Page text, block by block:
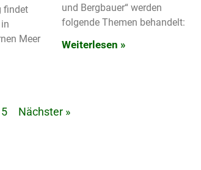
findet
Meer
und Bergbauer“ werden
folgende Themen behandelt:
Weiterlesen »
5 Nächster »